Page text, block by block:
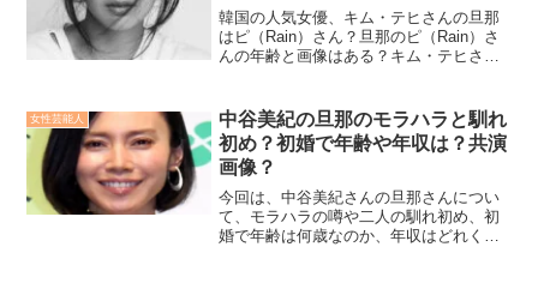
韓国の人気女優、キム・テヒさんの旦那
はピ（Rain）さん？旦那のピ（Rain）さ
んの年齢と画像はある？キム・テヒさん
ど、様々な話題を徹底調査してみまし
た！
女性芸能人
中谷美紀の旦那のモラハラと馴れ
初め？初婚で年齢や年収は？共演
画像？
今回は、中谷美紀さんの旦那さんについ
て、モラハラの噂や二人の馴れ初め、初
婚で年齢は何歳なのか、年収はどれくら